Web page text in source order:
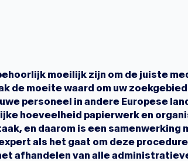
moeilijk zijn om de juiste
de moeite waard om uw
personeel in andere Europese
hoeveelheid papierwerk en
en daarom is een samenwerking
als het gaat om deze
afhandelen van alle